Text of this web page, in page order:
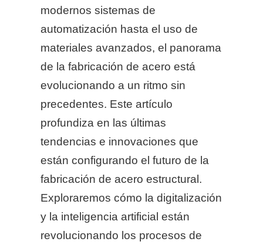
modernos sistemas de
automatización hasta el uso de
materiales avanzados, el panorama
de la fabricación de acero está
evolucionando a un ritmo sin
precedentes. Este artículo
profundiza en las últimas
tendencias e innovaciones que
están configurando el futuro de la
fabricación de acero estructural.
Exploraremos cómo la digitalización
y la inteligencia artificial están
revolucionando los procesos de